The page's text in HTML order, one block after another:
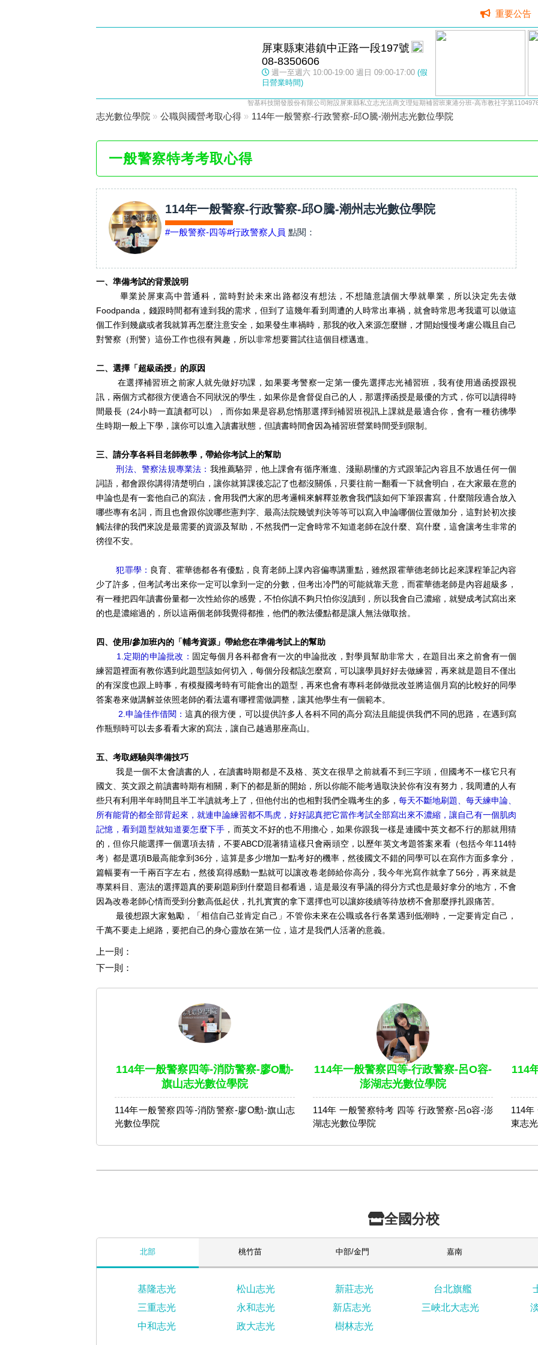
重要公告
屏東縣東港鎮中正路一段197號
08-8350606
週一至週六 10:00-19:00 週日 09:00-17:00 (假
日營業時間)
智基科技開發股份有限公司附設屏東縣私立志光法商文理短期補習班東港分班-高市教社字第
志光數位學院 » 公職與國營考取心得 » 114年一般警察-行政警察-邱O騰-潮州志光數位學院
一般警察特考考取心得
114年一般警察-行政警察-邱O騰-潮州志光數位學院
#一般警察-四等#行政警察人員 點閱：
一、準備考試的背景說明
畢業於屏東高中普通科，當時對於未來出路都沒有想法，不想隨意讀個大學就畢業，所以決定先去做
Foodpanda，錢跟時間都有達到我的需求，但到了這幾年看到周遭的人時常出車禍，就會時常思考我還可以做這
個工作到幾歲或者我就算再怎麼注意安全，如果發生車禍時，那我的收入來源怎麼辦，才開始慢慢考慮公職且自己
對警察（刑警）這份工作也很有興趣，所以非常想要嘗試往這個目標邁進。
二、選擇「超級函授」的原因
在選擇補習班之前家人就先做好功課，如果要考警察一定第一優先選擇志光補習班，我有使用過函授跟視
訊，兩個方式都很方便適合不同狀況的學生，如果你是會督促自己的人，那選擇函授是最優的方式，你可以讀得時
間最長（24小時一直讀都可以），而你如果是容易怠惰那選擇到補習班視訊上課就是最適合你，會有一種彷彿學
生時期一般上下學，讓你可以進入讀書狀態，但讀書時間會因為補習班營業時間受到限制。
三、請分享各科目老師教學，帶給你考試上的幫助
刑法、警察法規專業法： 我推薦駱羿，他上課會有循序漸進、淺顯易懂的方式跟筆記內容且不放過任何一個
詞語，都會跟你講得清楚明白，讓你就算課後忘記了也都沒關係，只要往前一翻看一下就會明白，在大家最在意的
申論也是有一套他自己的寫法，會用我們大家的思考邏輯來解釋並教會我們該如何下筆跟書寫，什麼階段適合放入
哪些專有名詞，而且也會跟你說哪些憲判字、最高法院幾號判決等等可以寫入申論哪個位置做加分，這對於初次接
觸法律的我們來說是最需要的資源及幫助，不然我們一定會時常不知道老師在說什麼、寫什麼，這會讓考生非常的
徬徨不安。
犯罪學： 良育、霍華德都各有優點，良育老師上課內容偏專講重點，雖然跟霍華德老師比起來課程筆記內容
少了許多，但考試考出來你一定可以拿到一定的分數，但考出冷門的可能就靠天意，而霍華德老師是內容超級多，
有一種把四年讀書份量都一次性給你的感覺，不怕你讀不夠只怕你沒讀到，所以我會自己濃縮，就變成考試寫出來
的也是濃縮過的，所以這兩個老師我覺得都推，他們的教法優點都是讓人無法做取捨。
四、使用/參加班內的「輔考資源」帶給您在準備考試上的幫助
1.定期的申論批改： 固定每個月各科都會有一次的申論批改，對學員幫助非常大，在題目出來之前會有一個
練習題裡面有教你遇到此題型該如何切入，每個分段都該怎麼寫，可以讓學員好好去做練習，再來就是題目不僅出
的有深度也跟上時事，有模擬國考時有可能會出的題型，再來也會有專科老師做批改並將這個月寫的比較好的同學
答案卷來做講解並依照老師的看法還有哪裡需做調整，讓其他學生有一個範本。
2.申論佳作借閱：這真的很方便，可以提供許多人各科不同的高分寫法且能提供我們不同的思路，在遇到寫
作瓶頸時可以去多看看大家的寫法，讓自己越過那座高山。
五、考取經驗與準備技巧
我是一個不太會讀書的人，在讀書時期都是不及格、英文在很早之前就看不到三字頭，但國考不一樣它只有
國文、英文跟之前讀書時期有相關，剩下的都是新的開始，所以你能不能考過取決於你有沒有努力，我周遭的人有
些只有利用半年時間且半工半讀就考上了，但他付出的也相對我們全職考生的多， 每天不斷地刷題、每天練申論、
所有能背的都全部背起來，就連申論練習都不馬虎，好好認真把它當作考試全部寫出來不濃縮，讓自己有一個肌肉
記憶，看到題型就知道要怎麼下手 ，而英文不好的也不用擔心，如果你跟我一樣是連國中英文都不行的那就用猜
的，但你只能選擇一個選項去猜，不要ABCD混著猜這樣只會兩頭空，以歷年英文考題答案來看（包括今年114特
考）都是選項B最高能拿到36分，這算是多少增加一點考好的機率，然後國文不錯的同學可以在寫作方面多拿分，
篇幅要有一千兩百字左右，然後寫得感動一點就可以讓改卷老師給你高分，我今年光寫作就拿了56分，再來就是
專業科目、憲法的選擇題真的要刷題刷到什麼題目都看過，這是最沒有爭議的得分方式也是最好拿分的地方，不會
因為改卷老師心情而受到分數高低起伏，扎扎實實的拿下選擇也可以讓妳後續等待放榜不會那麼掙扎跟痛苦。
最後想跟大家勉勵，「相信自己並肯定自己」不管你未來在公職或各行各業遇到低潮時，一定要肯定自己，
千萬不要走上絕路，要把自己的身心靈放在第一位，這才是我們人活著的意義。
上一則：
下一則：
114年一般警察四等-消防警察-廖O勳-
旗山志光數位學院
114年一般警察四等-消防警察-廖O勳-旗山志
光數位學院
114年一般警察四等-行政警察-呂O容-
澎湖志光數位學院
114年 一般警察特考 四等 行政警察-呂o容-澎
湖志光數位學院
114
114年
東志
全國分校
北部 桃竹苗 中部/金門 嘉南
基隆志光 松山志光 新莊志光 台北旗艦
三重志光
永和志光 新店志光 三峽北大志光
中和志光
政大志光 樹林志光